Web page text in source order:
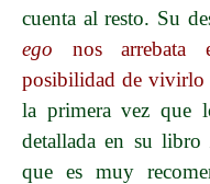
cuenta al resto. Su
ego nos arrebata
posibilidad de vivirlo
la primera vez que
detallada en su libro
que es muy